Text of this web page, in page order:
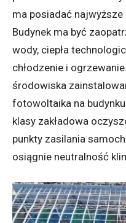
ma posiadać
Budynek ma być
wody, ciepła
chłodzenie i
środowiska
fotowoltaika na
klasy zakładowa
punkty zasilania
osiągnie neutralność